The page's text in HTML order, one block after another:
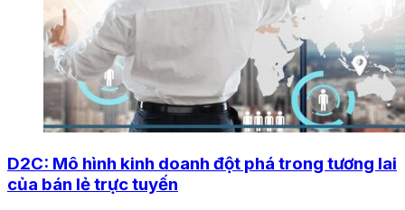
D2C: Mô hình kinh doanh đột phá trong tương lai
của bán lẻ trực tuyến